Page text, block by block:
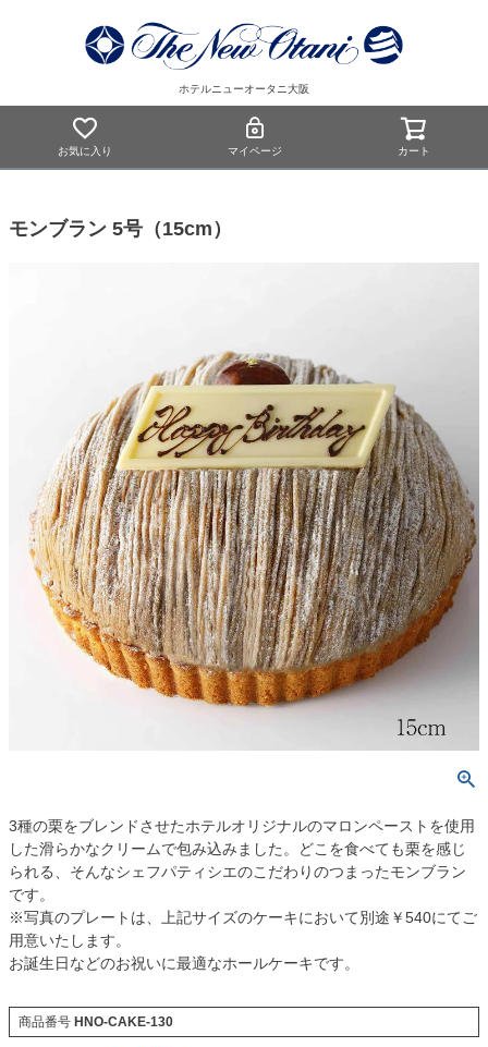
ホテルニューオータニ大阪
お気に入り マイページ カート
モンブラン 5号（15cm）
3種の栗をブレンドさせたホテルオリジナルのマロンペーストを使用
した滑らかなクリームで包み込みました。どこを食べても栗を感じ
られる、そんなシェフパティシエのこだわりのつまったモンブラン
です。
※写真のプレートは、上記サイズのケーキにおいて別途￥540にてご
用意いたします。
お誕生日などのお祝いに最適なホールケーキです。
商品番号 HNO-CAKE-130